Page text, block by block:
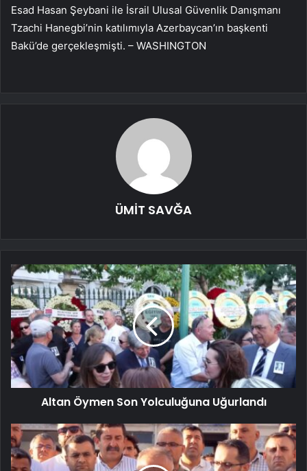
Esad Hasan Şeybani ile İsrail Ulusal Güvenlik Danışmanı
Tzachi Hanegbi’nin katılımıyla Azerbaycan’ın başkenti
Bakü’de gerçekleşmişti. – WASHINGTON
ÜMİT SAVĞA
Altan Öymen Son Yolculuğuna Uğurlandı